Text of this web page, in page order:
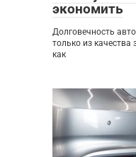
экономить
Долговечность
только из качества
как